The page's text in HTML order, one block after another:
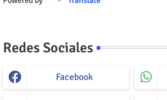
Redes Sociales
Facebook